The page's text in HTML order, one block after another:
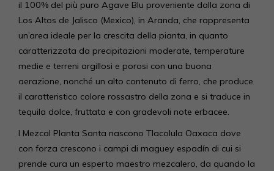
il 100% del più puro Agave Blu proveniente dalla zona di
Los Altos de Jalisco (Mexico), in Aranda, che rappresenta
un’area ideale per la crescita della pianta, in quanto
caratterizzata da precipitazioni moderate, temperature
medie e terreni argillosi e porosi con una buona
aerazione, nonché un alto contenuto di ferro, che produce
il caratteristico colore rossastro della zona e si traduce in
tequila dolce, fruttata e con gradevoli note erbacee.
I Mezcal Planta Santa nascono Tlacolula Oaxaca dove
con forza crescono i campi di maguey espadín di cui si
prende cura un esperto maestro mezcalero, da quando la